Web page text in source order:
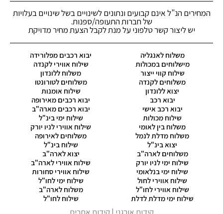
המחירים הנ"ל אינם קבועים ונתונים לשינויים בשל שינויים בעלויות
של חברות התעופה/ספנות.
יש ליצור קשר טלפוני על מנת לקבל הצעת מחיר מדויקת
משלוח לאנגליה
יבוא רכבים מפלורידה
מישלוחים במכולות
שילוח אווירי לקנדה
שילוח קווי ייצור
משלוח ללונדון
משלוחים לקנדה
משלוחים לטורונטו
יצוא ללונדון
שילוח אומנות
יבוא רכב
יבוא רכבים מאירופה
יבוא רכב אישי
יבוא רכבים מארה"ב
שילוח מכולות
שילוח ימי בינ"ל
משלוח בין לאומי
שילוח אווירי לניו יורק
משלוח מדלת לנמל
משלוחים לאירופה
יצוא בינ"ל
שילוח בינ"ל
משלוחים לארה"ב
יצוא לארה"ב
שילוח ימי לניו יורק
שילוח אווירי לארה"ב
שילוח ימי בנלאומי
שילוח אווירי סחורות
שילוח אווירי לחול
שילוח ימי לחו"ל
שילוח אווירי לחו"ל
משלוח לארה"ב
שילוח ימי מדלת לדלת
שילוח לחו"ל